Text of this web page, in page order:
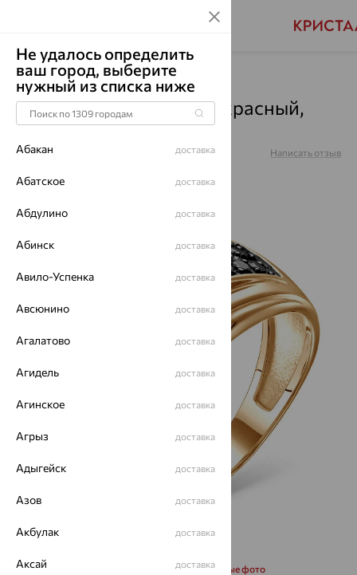
Главная Каталог Для мужчин
Кольцо, золото, оникс, красный,
К-0236
Артикул: Написать отзыв
Запросить дополнительные фото
Не удалось определить
ваш город, выберите
нужный из списка ниже
Абакан доставка
Абатское доставка
Абдулино доставка
Абинск доставка
Авило-Успенка доставка
Авсюнино доставка
Агалатово доставка
Агидель доставка
Агинское доставка
Агрыз доставка
Адыгейск доставка
Азов доставка
Акбулак доставка
Аксай доставка